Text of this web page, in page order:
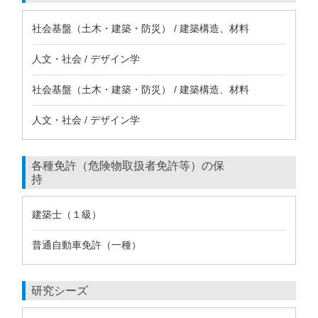
社会基盤（土木・建築・防災） / 建築構造、材料
人文・社会 / デザイン学
社会基盤（土木・建築・防災） / 建築構造、材料
人文・社会 / デザイン学
各種免許（危険物取扱者免許等）の保
持
建築士（１級）
普通自動車免許（一種）
研究シーズ